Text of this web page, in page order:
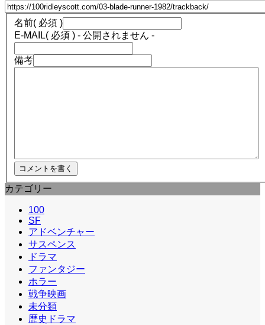
名前( 必須 )
E-MAIL( 必須 ) - 公開されません -
備考
カテゴリー
100
SF
アドベンチャー
サスペンス
ドラマ
ファンタジー
ホラー
戦争映画
未分類
歴史ドラマ